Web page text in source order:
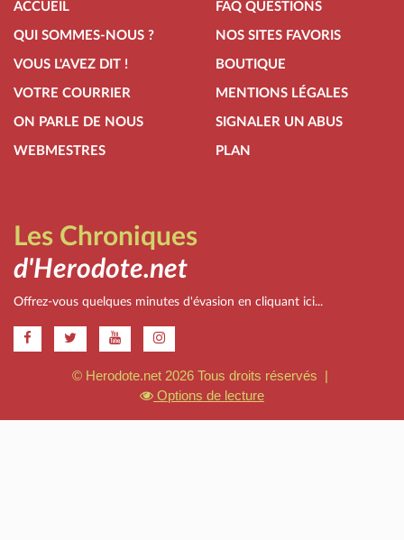
ACCUEIL
QUI SOMMES-NOUS ?
VOUS L'AVEZ DIT !
VOTRE COURRIER
ON PARLE DE NOUS
WEBMESTRES
FAQ QUESTIONS
NOS SITES FAVORIS
BOUTIQUE
MENTIONS LÉGALES
SIGNALER UN ABUS
PLAN
Les Chroniques
d'Herodote.net
Offrez-vous quelques minutes d'évasion en cliquant ici...
© Herodote.net 2026 Tous droits réservés |
Options de lecture